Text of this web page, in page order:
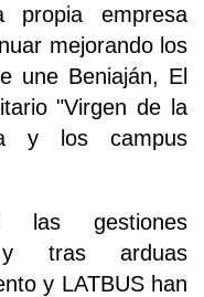
empresa
mejorando los
une Beniaján, El
"Virgen de la
y los campus
las gestiones
y tras arduas
y LATBUS han